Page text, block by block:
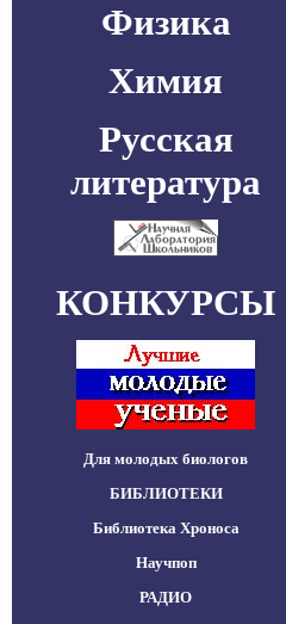
Физика
Химия
Русская
литература
КОНКУРСЫ
Для молодых биологов
БИБЛИОТЕКИ
Библиотека Хроноса
Научпоп
РАДИО